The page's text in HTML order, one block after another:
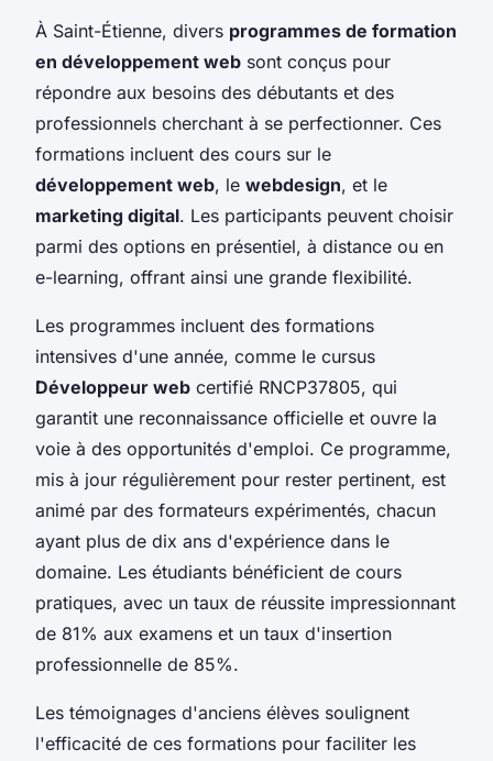
À Saint-Étienne, divers programmes de formation
en développement web sont conçus pour
répondre aux besoins des débutants et des
professionnels cherchant à se perfectionner. Ces
formations incluent des cours sur le
développement web, le webdesign, et le
marketing digital. Les participants peuvent choisir
parmi des options en présentiel, à distance ou en
e-learning, offrant ainsi une grande flexibilité.
Les programmes incluent des formations
intensives d'une année, comme le cursus
Développeur web certifié RNCP37805, qui
garantit une reconnaissance officielle et ouvre la
voie à des opportunités d'emploi. Ce programme,
mis à jour régulièrement pour rester pertinent, est
animé par des formateurs expérimentés, chacun
ayant plus de dix ans d'expérience dans le
domaine. Les étudiants bénéficient de cours
pratiques, avec un taux de réussite impressionnant
de 81% aux examens et un taux d'insertion
professionnelle de 85%.
Les témoignages d'anciens élèves soulignent
l'efficacité de ces formations pour faciliter les